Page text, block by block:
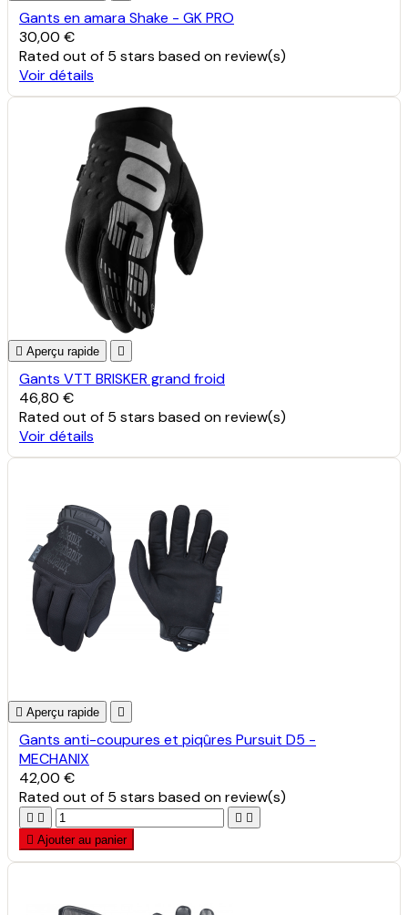
Gants en amara Shake - GK PRO
30,00 €
Ratedout of 5 stars based onreview(s)
Voir détails
 Aperçu rapide 
Gants VTT BRISKER grand froid
46,80 €
Ratedout of 5 stars based onreview(s)
Voir détails
 Aperçu rapide 
Gants anti-coupures et piqûres Pursuit D5 -
MECHANIX
42,00 €
Ratedout of 5 stars based onreview(s)
   
 Ajouter au panier